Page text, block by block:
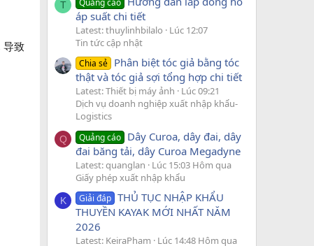
导致
T Quảng cáo
áp suất chi tiết
Latest: thuylinhbilalo
Lúc 12:07
Tin tức cập nhật
Chia sẻ Phân biệt tóc giả bằng tóc
thật và tóc giả sợi tổng hợp chi tiết
Latest: Thiết bị máy ảnh
Lúc 09:21
Dịch vụ doanh nghiệp xuất nhập khẩu-
Logistics
Q Quảng cáo Dây Curoa, dây đai, dây
đai băng tải, dây Curoa Megadyne
Latest: quanglan
Lúc 15:03 Hôm qua
Giấy phép xuất nhập khẩu
K Giải đáp THỦ TỤC NHẬP KHẨU
THUYỀN KAYAK MỚI NHẤT NĂM
2026
Latest: KeiraPham
Lúc 14:48 Hôm qua